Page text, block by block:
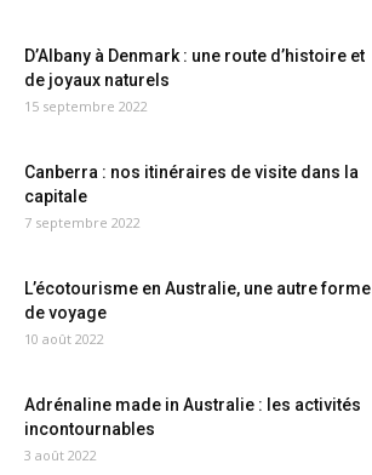
D’Albany à Denmark : une route d’histoire et
de joyaux naturels
15 septembre 2022
Canberra : nos itinéraires de visite dans la
capitale
7 septembre 2022
L’écotourisme en Australie, une autre forme
de voyage
10 août 2022
Adrénaline made in Australie : les activités
incontournables
3 août 2022